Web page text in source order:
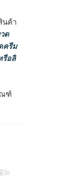
นค้า
ด
ครีม
รือลิ
ณฑ์